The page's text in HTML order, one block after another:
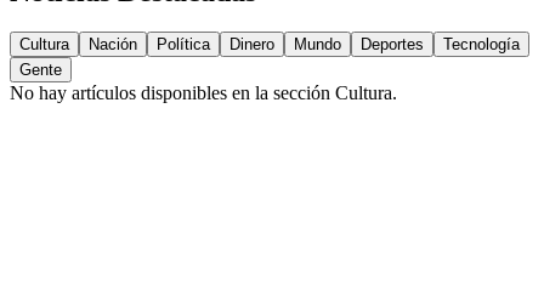
Cultura Nación Política Dinero Mundo Deportes
Tecnología
Gente
No hay artículos disponibles en la sección Cultura.